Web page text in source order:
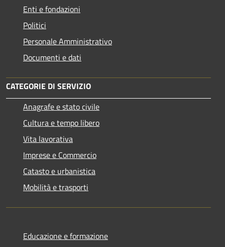
Enti e fondazioni
Politici
Personale Amministrativo
Documenti e dati
CATEGORIE DI SERVIZIO
Anagrafe e stato civile
Cultura e tempo libero
Vita lavorativa
Imprese e Commercio
Catasto e urbanistica
Mobilità e trasporti
Educazione e formazione